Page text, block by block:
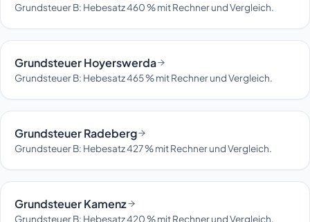
Grundsteuer B: Hebesatz 460 % mit Rechner und Vergleich.
Grundsteuer Hoyerswerda
Grundsteuer B: Hebesatz 465 % mit Rechner und Vergleich.
Grundsteuer Radeberg
Grundsteuer B: Hebesatz 427 % mit Rechner und Vergleich.
Grundsteuer Kamenz
Grundsteuer B: Hebesatz 420 % mit Rechner und Vergleich.